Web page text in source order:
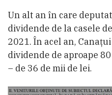
Un alt an în care
dividende de la casele
2021. În acel an,
dividende de aproape
– de 36 de mii de lei.